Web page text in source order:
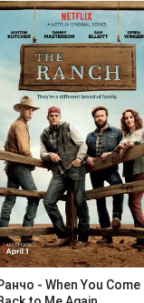
- When You Come